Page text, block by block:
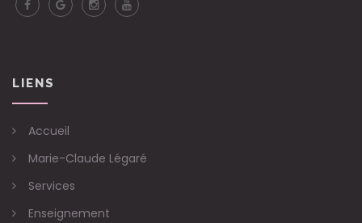
LIENS
Accueil
Marie-Claude Légaré
Services
Enseignement